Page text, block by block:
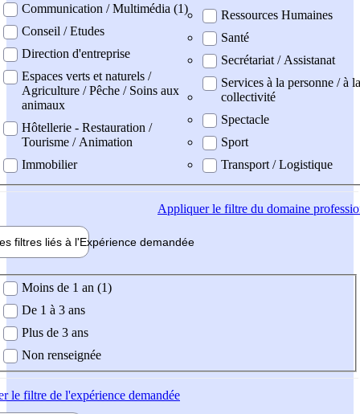
Communication / Multimédia (1)
Conseil / Etudes
Direction d'entreprise
Espaces verts et naturels /
Agriculture / Pêche / Soins aux
animaux
Hôtellerie - Restauration /
Tourisme / Animation
Immobilier
Ressources Humaines
Santé
Secrétariat / Assistanat
Services à la personne / à la
collectivité
Spectacle
Sport
Transport / Logistique
Appliquerle filtre du domaine
filtres liés à l'Expérience demandée
demandée
Moins de 1 an (1)
De 1 à 3 ans
Plus de 3 ans
Non renseignée
le filtre de l'expérience demandée